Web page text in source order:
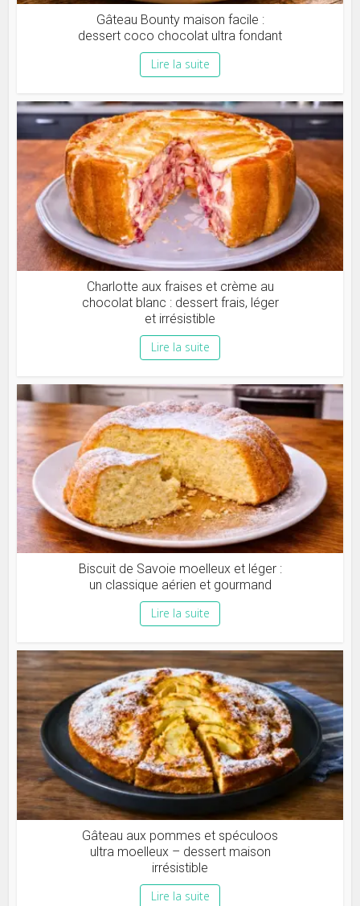
Gâteau Bounty maison facile :
dessert coco chocolat ultra fondant
Lire la suite
Charlotte aux fraises et crème au
chocolat blanc : dessert frais, léger
et irrésistible
Lire la suite
Biscuit de Savoie moelleux et léger :
un classique aérien et gourmand
Lire la suite
Gâteau aux pommes et spéculoos
ultra moelleux – dessert maison
irrésistible
Lire la suite